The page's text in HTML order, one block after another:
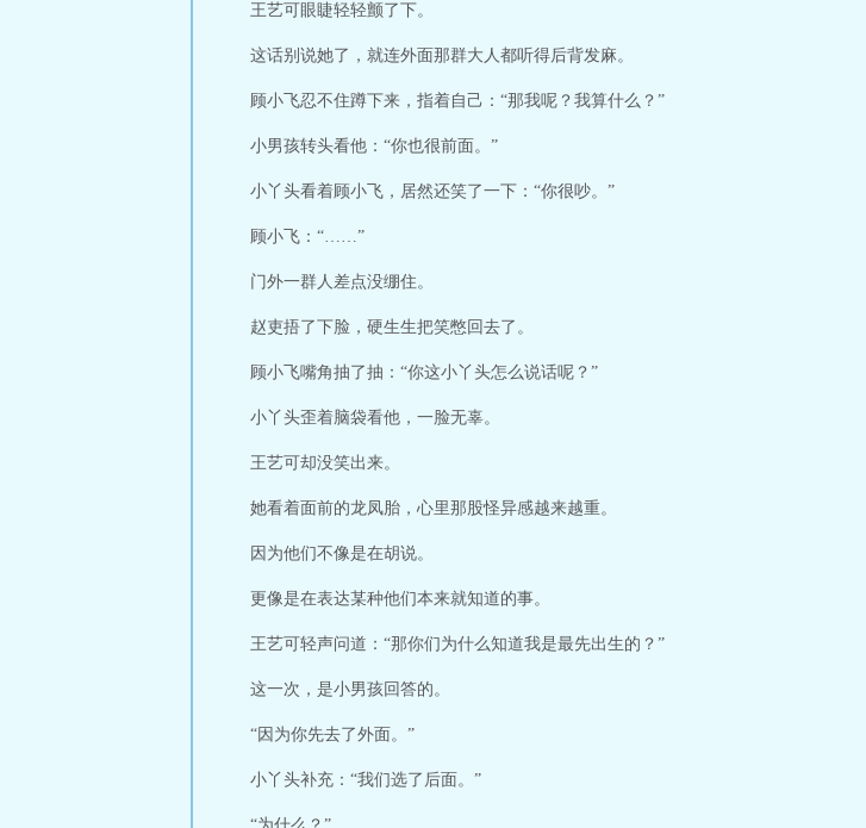
王艺可眼睫轻轻颤了下。
这话别说她了，就连外面那群大人都听得后背发麻。
顾小飞忍不住蹲下来，指着自己：“那我呢？我算什么？”
小男孩转头看他：“你也很前面。”
小丫头看着顾小飞，居然还笑了一下：“你很吵。”
顾小飞：“……”
门外一群人差点没绷住。
赵吏捂了下脸，硬生生把笑憋回去了。
顾小飞嘴角抽了抽：“你这小丫头怎么说话呢？”
小丫头歪着脑袋看他，一脸无辜。
王艺可却没笑出来。
她看着面前的龙凤胎，心里那股怪异感越来越重。
因为他们不像是在胡说。
更像是在表达某种他们本来就知道的事。
王艺可轻声问道：“那你们为什么知道我是最先出生的？”
这一次，是小男孩回答的。
“因为你先去了外面。”
小丫头补充：“我们选了后面。”